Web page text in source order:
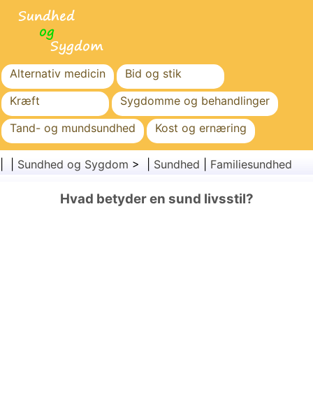
Alternativ medicin
Bid og stik
Kræft
Sygdomme og behandlinger
Tand- og mundsundhed
Kost og ernæring
Familiesundhed
Sundhedssektoren
Kirurgi og procedurer
Sundhed og Sygdom > | Sundhed Familiesundhed
Hvad betyder en sund livsstil?